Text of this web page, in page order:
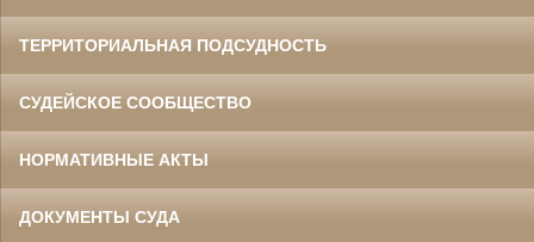
ТЕРРИТОРИАЛЬНАЯ ПОДСУДНОСТЬ
СУДЕЙСКОЕ СООБЩЕСТВО
НОРМАТИВНЫЕ АКТЫ
ДОКУМЕНТЫ СУДА